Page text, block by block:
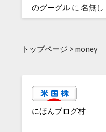
のグーグル に名無し
トップページ >money
にほんブログ村